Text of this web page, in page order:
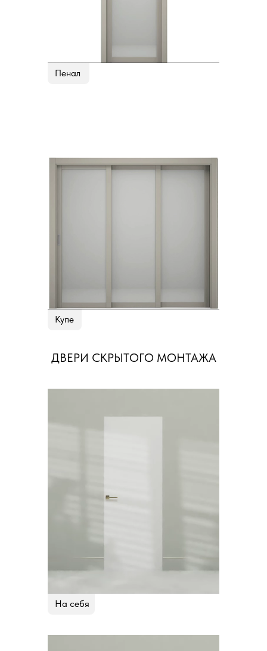
Пенал
Купе
На себя
ДВЕРИ СКРЫТОГО МОНТАЖА